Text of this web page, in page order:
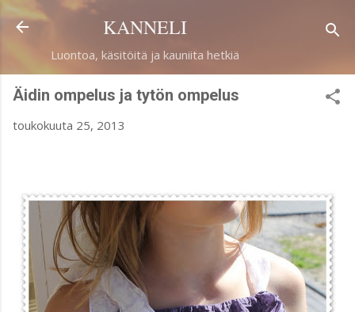
Siirry pääsisältöön
KANNELI
Luontoa, käsitöitä ja kauniita hetkiä
Äidin ompelus ja tytön ompelus
toukokuuta 25, 2013